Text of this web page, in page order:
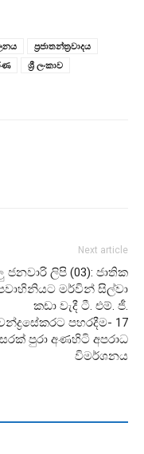
ප්‍රජාතන්ත්‍රවාදය
ශ්‍රී ලංකාව
Next article
ජනවාරි ලිපි (03): ජාතික
මර්වින් සිල්වා
කඩා වැදී ටී. එම්. ජී.
පහරදීම- 17
පුරා අණහිටි අපරාධ
විමර්ශනය